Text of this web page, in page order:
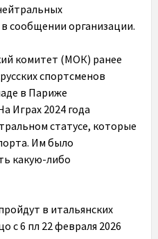
сообщении организации.
комитет (МОК) ранее
спортсменов
в Париже
Играх 2024 года
статусе, которые
Им было
какую-либо
в итальянских
с 6 пл 22 февраля 2026